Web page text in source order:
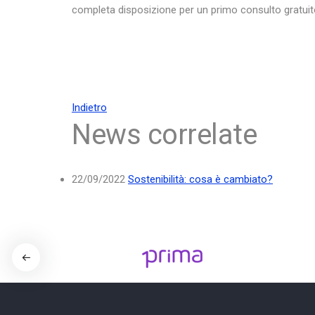
completa disposizione per un primo consulto
Indietro
News correlate
22/09/2022 Sostenibilità: cosa è cambiato?